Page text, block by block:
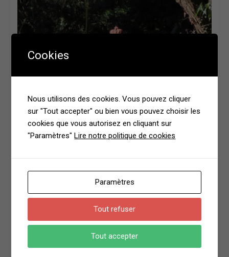
Cookies
Nous utilisons des cookies. Vous pouvez cliquer
sur "Tout accepter" ou bien vous pouvez choisir les
cookies que vous autorisez en cliquant sur
"Paramètres"Lire notre politique de cookies
Paramètres
Tout refuser
Tout accepter